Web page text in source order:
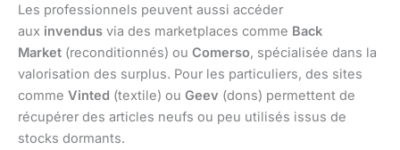
Les professionnels peuvent aussi accéder
aux invendus via des marketplaces comme Back
Market (reconditionnés) ou Comerso, spécialisée dans la
valorisation des surplus. Pour les particuliers, des sites
comme Vinted (textile) ou Geev (dons) permettent de
récupérer des articles neufs ou peu utilisés issus de
stocks dormants.